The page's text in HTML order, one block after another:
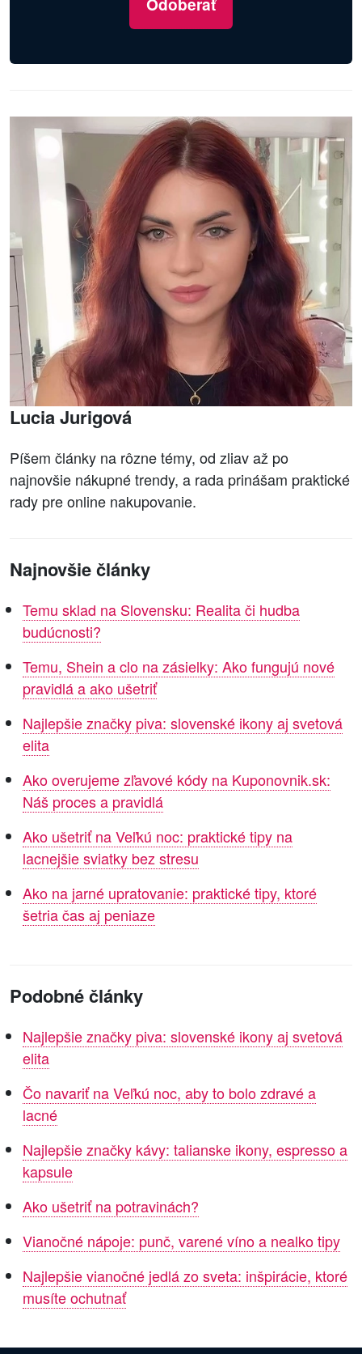
Lucia Jurigová
Píšem články na rôzne témy, od zliav až po
najnovšie nákupné trendy, a rada prinášam praktické
rady pre online nakupovanie.
Najnovšie články
Temu sklad na Slovensku: Realita či hudba
budúcnosti?
Temu, Shein a clo na zásielky: Ako fungujú nové
pravidlá a ako ušetriť
Najlepšie značky piva: slovenské ikony aj svetová
elita
Ako overujeme zľavové kódy na Kuponovnik.sk:
Náš proces a pravidlá
Ako ušetriť na Veľkú noc: praktické tipy na
lacnejšie sviatky bez stresu
Ako na jarné upratovanie: praktické tipy, ktoré
šetria čas aj peniaze
Podobné články
Najlepšie značky piva: slovenské ikony aj svetová
elita
Čo navariť na Veľkú noc, aby to bolo zdravé a
lacné
Najlepšie značky kávy: talianske ikony, espresso a
kapsule
Ako ušetriť na potravinách?
Vianočné nápoje: punč, varené víno a nealko tipy
Najlepšie vianočné jedlá zo sveta: inšpirácie, ktoré
musíte ochutnať